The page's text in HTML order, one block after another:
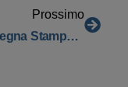
Prossimo
La Rassegna Stampa Relativa Ai Risultati Preliminari Dell’esercizio 2023